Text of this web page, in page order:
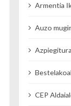
Armentia
Auzo
CEP